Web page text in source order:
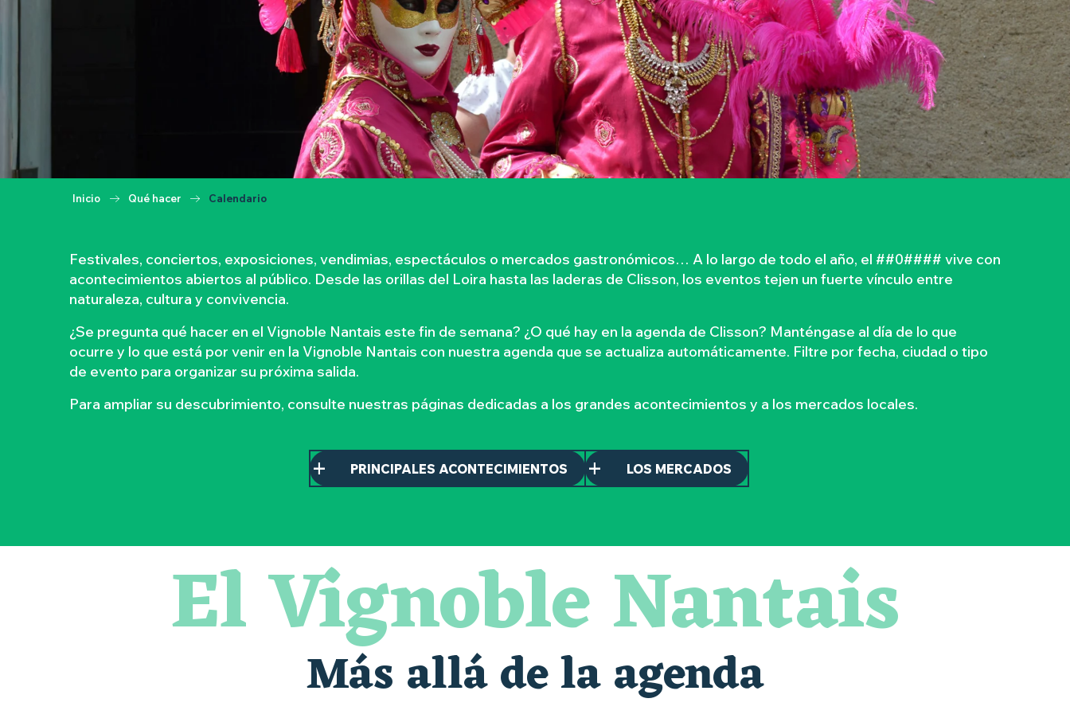
Inicio Qué hacer Calendario
Festivales, conciertos, exposiciones, vendimias, espectáculos o mercados gastronómicos… A lo largo de todo el año, el ##0#### vive con
acontecimientos abiertos al público. Desde las orillas del Loira hasta las laderas de Clisson, los eventos tejen un fuerte vínculo entre
naturaleza, cultura y convivencia.
¿Se pregunta qué hacer en el Vignoble Nantais este fin de semana? ¿O qué hay en la agenda de Clisson? Manténgase al día de lo que
ocurre y lo que está por venir en la Vignoble Nantais con nuestra agenda que se actualiza automáticamente. Filtre por fecha, ciudad o tipo
de evento para organizar su próxima salida.
Para ampliar su descubrimiento, consulte nuestras páginas dedicadas a los grandes acontecimientos y a los mercados locales.
PRINCIPALES ACONTECIMIENTOS LOS MERCADOS
Visite guidée « Histoire d'un jardin pittoresque »
« Veduta, les palais oubliés d'Italie » Thomas Jorion
Visites guidées expo « Veduta, les palais oubliés d'Italie »
El Vignoble Nantais
Más allá de la agenda